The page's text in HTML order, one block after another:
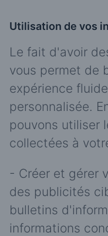
Utilisation de vos
Le fait d'avoir
vous permet de
expérience
personnalisée.
pouvons utiliser
collectées à
- Créer et gérer
des publicités
bulletins
informations